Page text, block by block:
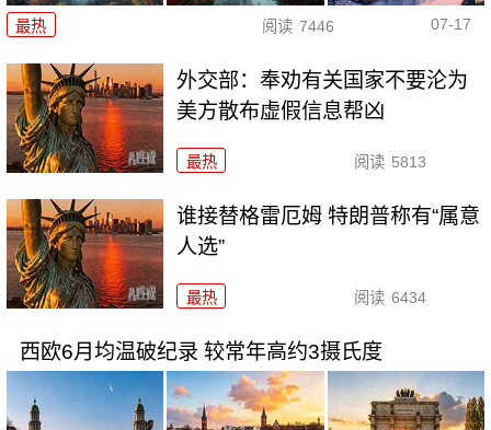
最热 阅读 7446 07-17
外交部：奉劝有关国家不要沦为
美方散布虚假信息帮凶
最热 阅读 5813
谁接替格雷厄姆 特朗普称有“属意
人选”
最热 阅读 6434
西欧6月均温破纪录 较常年高约3摄氏度